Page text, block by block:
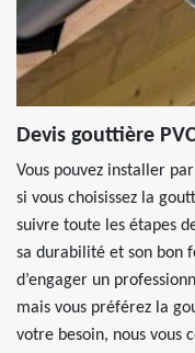
Devis gouttière
Vous pouvez installer
si vous choisissez la
suivre toute les étapes
sa durabilité et son bon
d’engager un
mais vous préférez la
votre besoin, nous vous